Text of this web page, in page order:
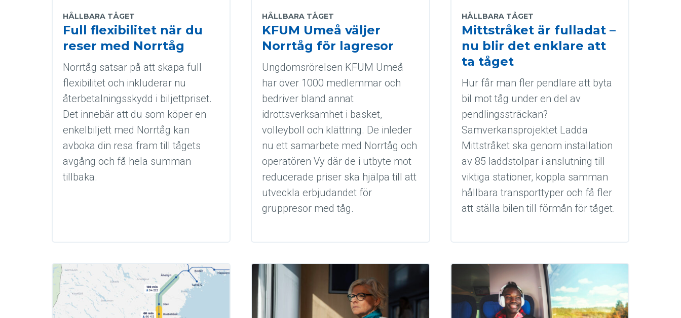
HÅLLBARA TÅGET
Full flexibilitet när du
reser med Norrtåg
Norrtåg satsar på att skapa full
flexibilitet och inkluderar nu
återbetalningsskydd i biljettpriset.
Det innebär att du som köper en
enkelbiljett med Norrtåg kan
avboka din resa fram till tågets
avgång och få hela summan
tillbaka.
HÅLLBARA TÅGET
KFUM Umeå väljer
Norrtåg för lagresor
Ungdomsrörelsen KFUM Umeå
har över 1000 medlemmar och
bedriver bland annat
idrottsverksamhet i basket,
volleyboll och klättring. De inleder
nu ett samarbete med Norrtåg och
operatören Vy där de i utbyte mot
reducerade priser ska hjälpa till att
utveckla erbjudandet för
gruppresor med tåg.
HÅLLBARA TÅGET
Mittstråket är fulladat –
nu blir det enklare att
ta tåget
Hur får man fler pendlare att byta
bil mot tåg under en del av
pendlingssträckan?
Samverkansprojektet Ladda
Mittstråket ska genom installation
av 85 laddstolpar i anslutning till
viktiga stationer, koppla samman
hållbara transporttyper och få fler
att ställa bilen till förmån för tåget.